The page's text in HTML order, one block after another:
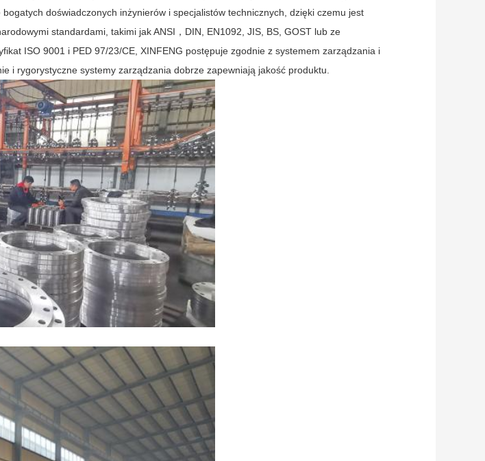
doświadczonych inżynierów i specjalistów technicznych, dzięki czemu jest
standardami, takimi jak ANSI，DIN, EN1092, JIS, BS, GOST lub ze
ISO 9001 i PED 97/23/CE, XINFENG postępuje zgodnie z systemem zarządzania i
i rygorystyczne systemy zarządzania dobrze zapewniają jakość produktu.